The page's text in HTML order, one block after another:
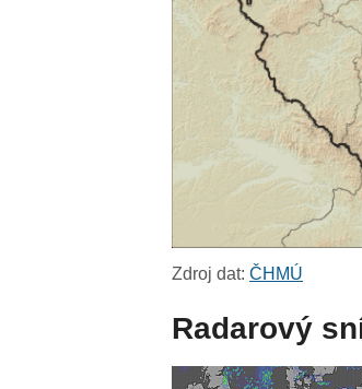
Zdroj dat:ČHMÚ
Radarový